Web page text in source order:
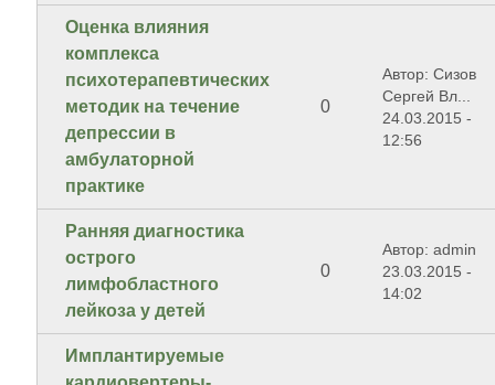
Оценка влияния
комплекса
психотерапевтических
методик на течение
депрессии в
амбулаторной
практике
0
Автор: Сизов
Сергей Вл...
24.03.2015 -
12:56
Ранняя диагностика
острого
лимфобластного
лейкоза у детей
0
Автор: admin
23.03.2015 -
14:02
Имплантируемые